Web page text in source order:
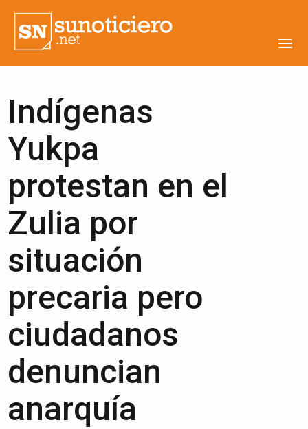
Indígenas
Yukpa
protestan en el
Zulia por
situación
precaria pero
ciudadanos
denuncian
anarquía